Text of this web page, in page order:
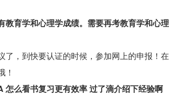
育学和心理学成绩。需要再考教育学和心理
，到快要认证的时候，参加网上的申报！在
！
么看书复习更有效率 过了滴介绍下经验啊